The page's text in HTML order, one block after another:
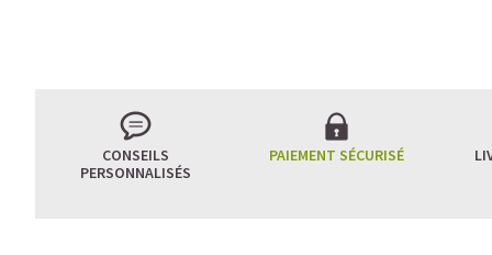
CONSEILS
PERSONNALISÉS
PAIEMENT SÉCURISÉ